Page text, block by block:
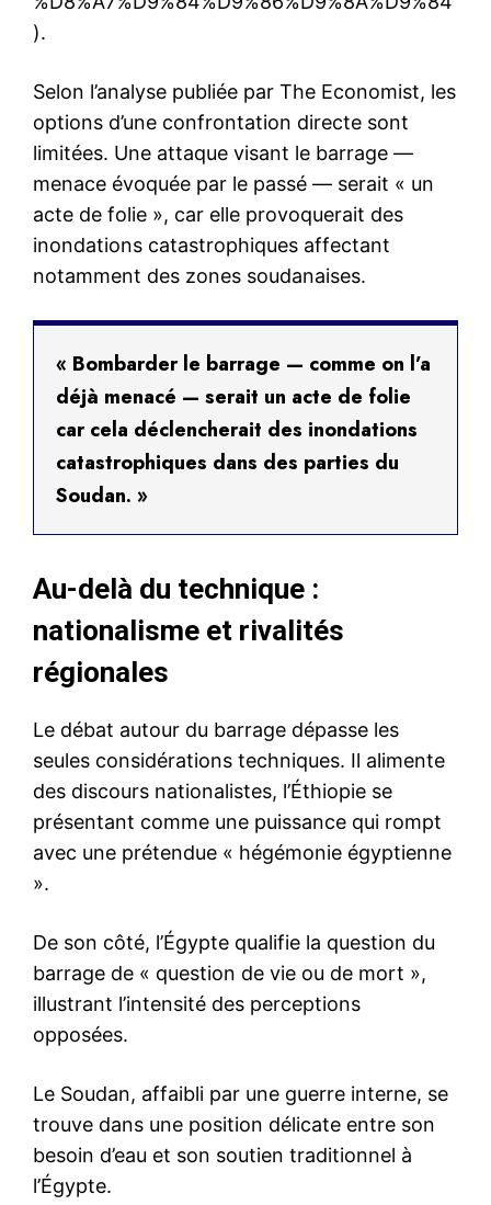
).
Selon l’analyse publiée par The Economist, les
options d’une confrontation directe sont
limitées. Une attaque visant le barrage —
menace évoquée par le passé — serait « un
acte de folie », car elle provoquerait des
inondations catastrophiques affectant
notamment des zones soudanaises.
« Bombarder le barrage — comme on l’a
déjà menacé — serait un acte de folie
car cela déclencherait des inondations
catastrophiques dans des parties du
Soudan. »
Au-delà du technique :
nationalisme et rivalités
régionales
Le débat autour du barrage dépasse les
seules considérations techniques. Il alimente
des discours nationalistes, l’Éthiopie se
présentant comme une puissance qui rompt
avec une prétendue « hégémonie égyptienne
».
De son côté, l’Égypte qualifie la question du
barrage de « question de vie ou de mort »,
illustrant l’intensité des perceptions
opposées.
Le Soudan, affaibli par une guerre interne, se
trouve dans une position délicate entre son
besoin d’eau et son soutien traditionnel à
l’Égypte.